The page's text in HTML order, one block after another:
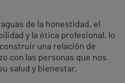
de la honestidad, el
y la ética profesional, lo
una relación de
con las personas que nos
salud y bienestar.